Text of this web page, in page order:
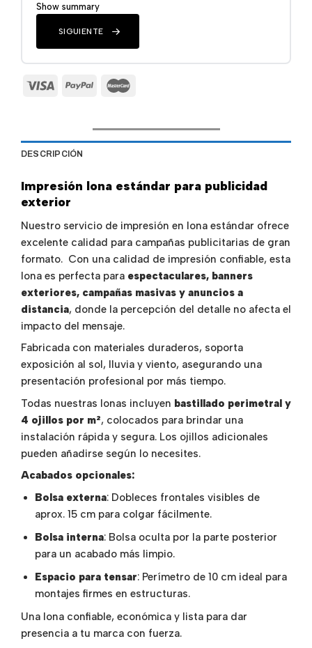
Show summary
SIGUIENTE
DESCRIPCIÓN
Impresión lona estándar para publicidad
exterior
Nuestro servicio de impresión en lona estándar ofrece
excelente calidad para campañas publicitarias de gran
formato. Con una calidad de impresión confiable, esta
lona es perfecta para espectaculares, banners
exteriores, campañas masivas y anuncios a
distancia, donde la percepción del detalle no afecta el
impacto del mensaje.
Fabricada con materiales duraderos, soporta
exposición al sol, lluvia y viento, asegurando una
presentación profesional por más tiempo.
Todas nuestras lonas incluyen bastillado perimetral y
4 ojillos por m², colocados para brindar una
instalación rápida y segura. Los ojillos adicionales
pueden añadirse según lo necesites.
Acabados opcionales:
Bolsa externa: Dobleces frontales visibles de
aprox. 15 cm para colgar fácilmente.
Bolsa interna: Bolsa oculta por la parte posterior
para un acabado más limpio.
Espacio para tensar: Perímetro de 10 cm ideal para
montajes firmes en estructuras.
Una lona confiable, económica y lista para dar
presencia a tu marca con fuerza.